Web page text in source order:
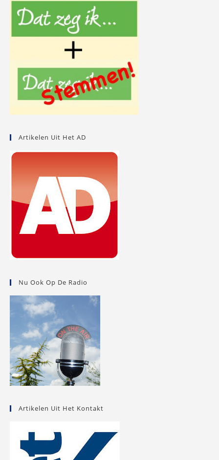
Artikelen Uit Het AD
Nu Ook Op De Radio
Artikelen Uit Het Kontakt